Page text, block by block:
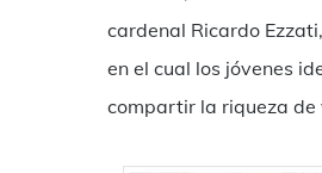
cardenal Ricardo
en el cual los jóvenes
compartir la riqueza